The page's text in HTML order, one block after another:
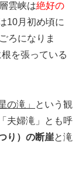
雲峡は絶好の
10月初め頃に
ろになりま
を張っている
の滝」
という観
夫婦滝」とも呼
り）の断崖と滝